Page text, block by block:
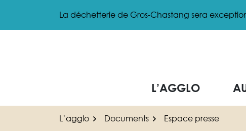
contenu
La déchetterie de Gros-Chastang sera
L’AGGLO
L’agglo Documents Espace presse